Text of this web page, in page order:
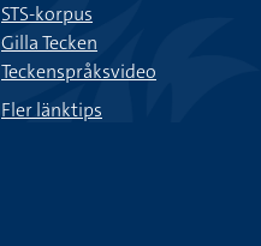
STS-korpus
Gilla Tecken
Teckenspråksvideo
Fler länktips